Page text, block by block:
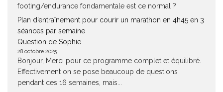
footing/endurance fondamentale est ce normal ?
Plan d’entraînement pour courir un marathon en 4h45 en 3
séances par semaine
Question de Sophie
28 octobre 2025
Bonjour, Merci pour ce programme complet et équilibré.
Effectivement on se pose beaucoup de questions
pendant ces 16 semaines, mais...